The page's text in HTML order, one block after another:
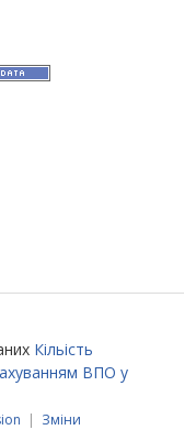
Кільість
ВПО у
| Зміни